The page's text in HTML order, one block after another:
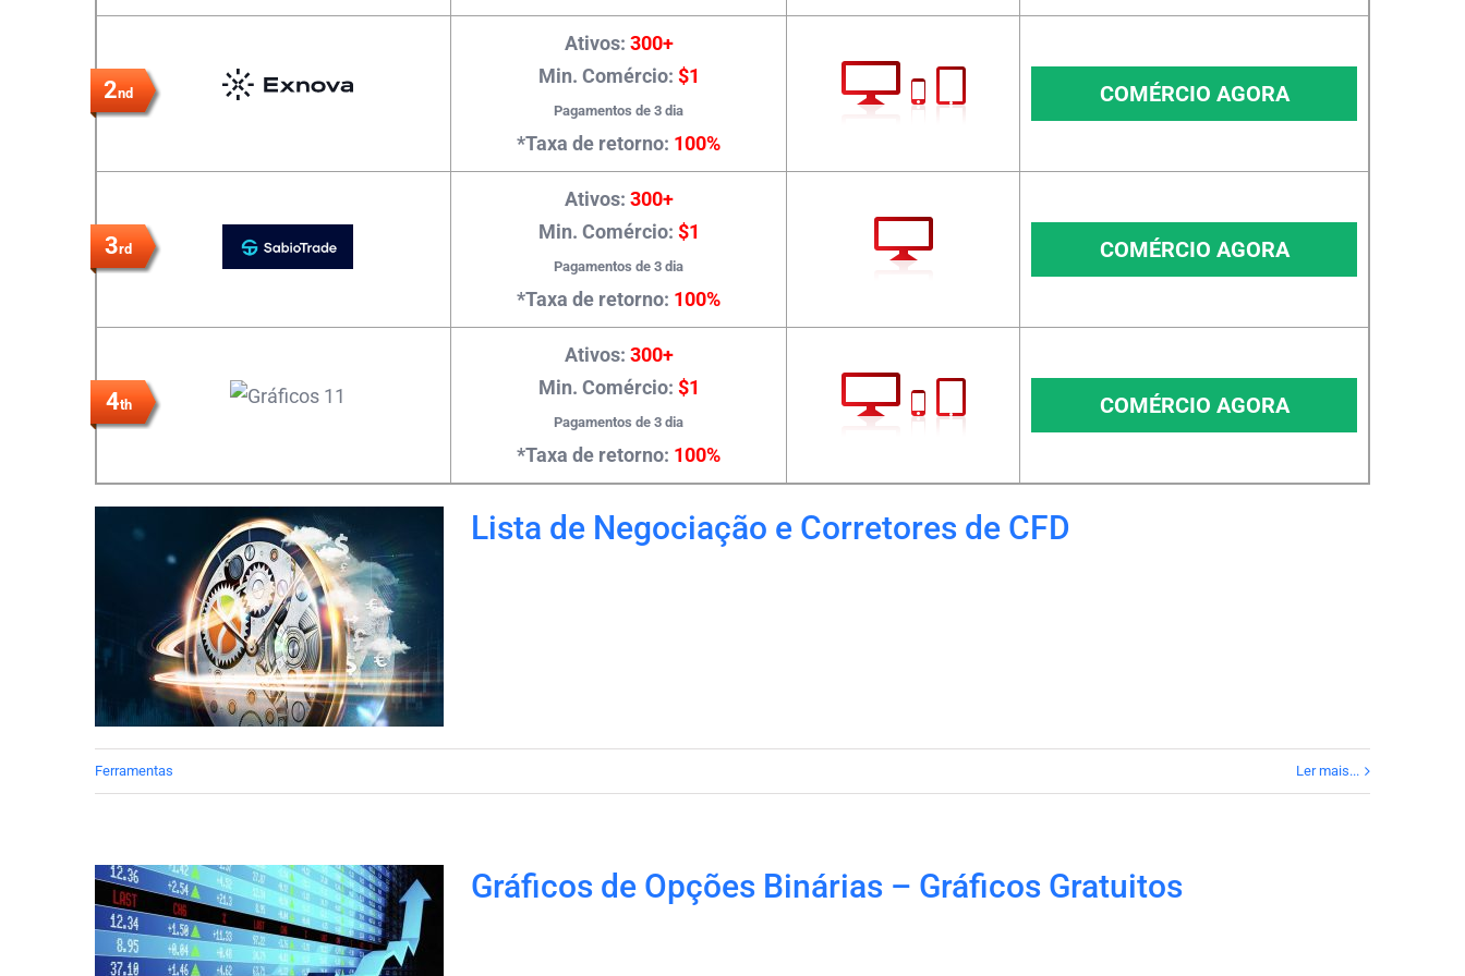
2nd
Ativos: 300+
Min. Comércio: $1
Pagamentos de 3 dia
*Taxa de retorno: 100%
COMÉRCIO AGORA
3rd
Ativos: 300+
Min. Comércio: $1
Pagamentos de 3 dia
*Taxa de retorno: 100%
COMÉRCIO AGORA
4th
Ativos: 300+
Min. Comércio: $1
Pagamentos de 3 dia
*Taxa de retorno: 100%
COMÉRCIO AGORA
Lista de Negociação e Corretores de CFD
Ferramentas Ler mais...
Gráficos de Opções Binárias – Gráficos Gratuitos